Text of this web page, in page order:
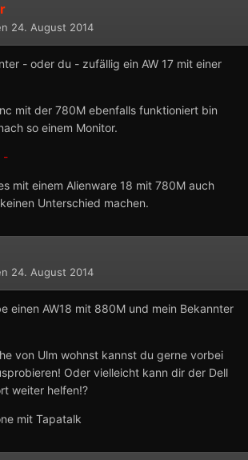
24. August 2014
- oder du - zufällig ein AW 17 mit einer
mit der 780M ebenfalls funktioniert bin
so einem Monitor.
-
mit einem Alienware 18 mit 780M auch
Unterschied machen.
24. August 2014
einen AW18 mit 880M und mein Bekannter
von Ulm wohnst kannst du gerne vorbei
Oder vielleicht kann dir der Dell
weiter helfen!?
mit Tapatalk